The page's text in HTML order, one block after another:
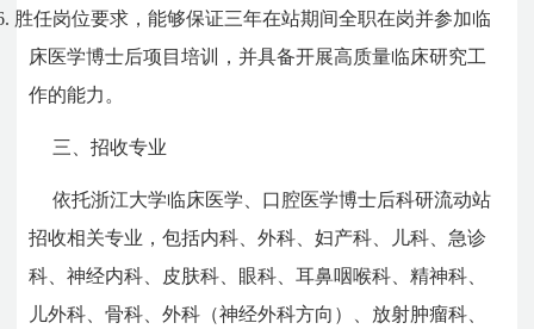
胜任岗位要求，能够保证三年在站期间全职在岗并参加临
床医学博士后项目培训，并具备开展高质量临床研究工
作的能力。
三、招收专业
依托浙江大学临床医学、口腔医学博士后科研流动站
招收相关专业，包括内科、外科、妇产科、儿科、急诊
科、神经内科、皮肤科、眼科、耳鼻咽喉科、精神科、
儿外科、骨科、外科（神经外科方向）、放射肿瘤科、